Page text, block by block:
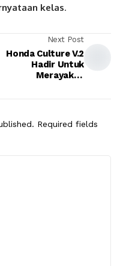
kelas.
Next Post
Honda Culture V.2
Hadir Untuk
Merayakan
Required fields